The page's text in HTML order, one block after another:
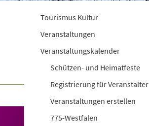
Tourismus Kultur
Veranstaltungen
Veranstaltungskalender
Schützen- und Heimatfeste
Registrierung für Veranstalter
Veranstaltungen erstellen
775-Westfalen